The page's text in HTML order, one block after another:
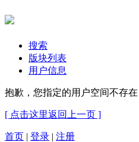
搜索
版块列表
用户信息
抱歉，您指定的用户空间不存在
[ 点击这里返回上一页 ]
首页 | 登录 | 注册